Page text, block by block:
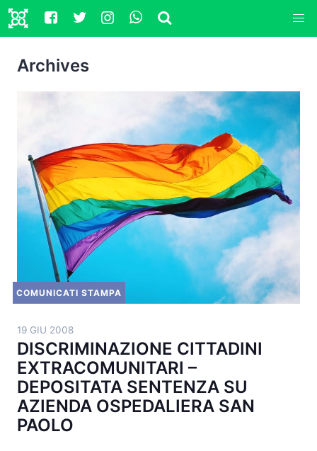
Archives
COMUNICATI STAMPA
19 GIU 2008
DISCRIMINAZIONE CITTADINI
EXTRACOMUNITARI –
DEPOSITATA SENTENZA SU
AZIENDA OSPEDALIERA SAN
PAOLO